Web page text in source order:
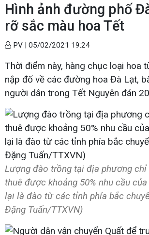
Hình ảnh đường phố
rỡ sắc màu hoa Tết
PV | 05/02/2021 19:24
Thời điểm này, hàng chục loại hoa
nập đổ về các đường hoa Đà Lạt,
người dân trong Tết Nguyên đán
Lượng đào trồng tại địa phương chỉ
thuê được khoảng 50% nhu cầu
lại là đào từ các tỉnh phía bắc
Đặng Tuấn/TTXVN)